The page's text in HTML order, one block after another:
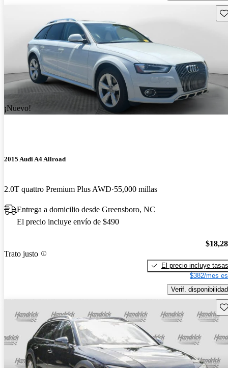
¡Nuevo!
2015 Audi A4 Allroad
2.0T quattro Premium Plus AWD 55,000 millas
Entrega a domicilio desde Greensboro, NC
El precio incluye envío de $490
Trato justo
El precio incluye tasas
$382/mes
Verif. disponibilidad